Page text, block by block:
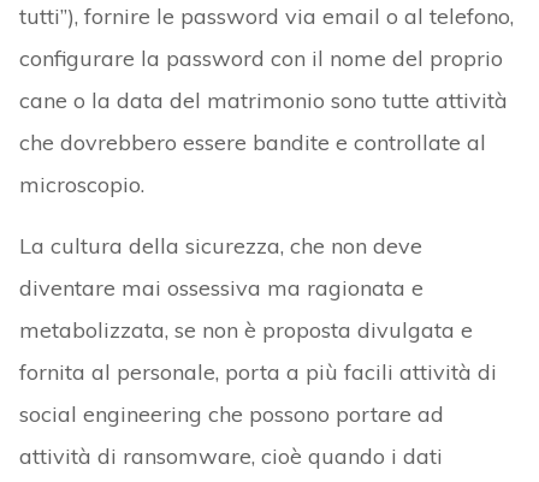
tutti”), fornire le password via email o al telefono,
configurare la password con il nome del proprio
cane o la data del matrimonio sono tutte attività
che dovrebbero essere bandite e controllate al
microscopio.
La cultura della sicurezza, che non deve
diventare mai ossessiva ma ragionata e
metabolizzata, se non è proposta divulgata e
fornita al personale, porta a più facili attività di
social engineering che possono portare ad
attività di ransomware, cioè quando i dati